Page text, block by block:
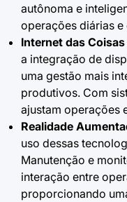
autônoma e
operações diárias
Internet das Coisas
a integração de
uma gestão mais
produtivos. Com
ajustam operações
Realidade
uso dessas
Manutenção e
interação entre
proporcionando